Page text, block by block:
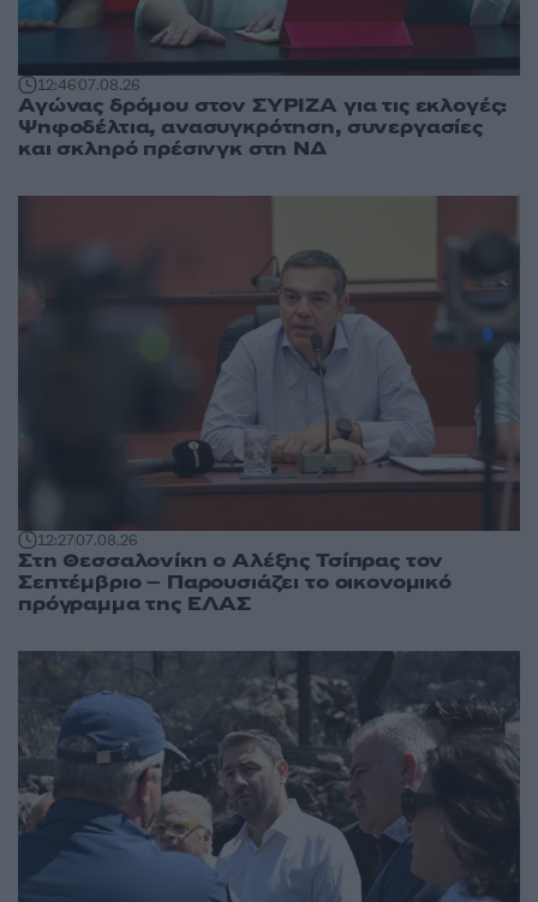
12:4607.08.26
Αγώνας δρόμου στον ΣΥΡΙΖΑ για τις εκλογές:
Ψηφοδέλτια, ανασυγκρότηση, συνεργασίες
και σκληρό πρέσινγκ στη ΝΔ
12:2707.08.26
Στη Θεσσαλονίκη ο Αλέξης Τσίπρας τον
Σεπτέμβριο – Παρουσιάζει το οικονομικό
πρόγραμμα της ΕΛΑΣ